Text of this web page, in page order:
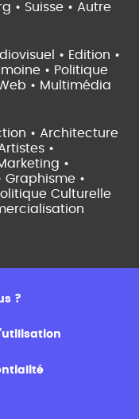
• Suisse • Autre
• Edition •
• Politique
• Multimédia
• Architecture
•
•
•
Culturelle
?